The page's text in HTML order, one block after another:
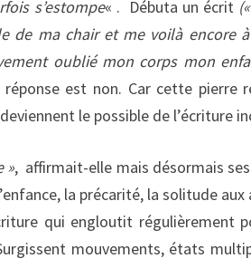
s’estompe« . Débuta un écrit(«
de ma chair et me voilà encore
oublié mon corps mon
est non. Car cette pierre
le possible de l’écriture
», affirmait-elle mais désormais
la précarité, la solitude
qui engloutit régulièrement
mouvements, états